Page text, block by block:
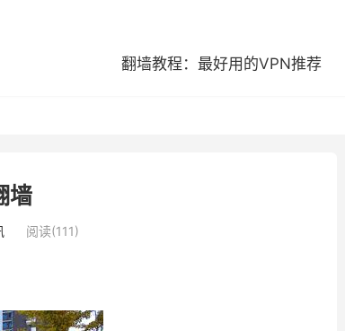
翻墙教程：最好用的VPN推荐
墙
阅读(111)